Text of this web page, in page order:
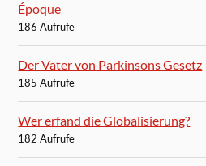
Époque
186 Aufrufe
Der Vater von Parkinsons Gesetz
185 Aufrufe
Wer erfand die Globalisierung?
182 Aufrufe